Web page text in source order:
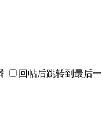
回帖后跳转到最后